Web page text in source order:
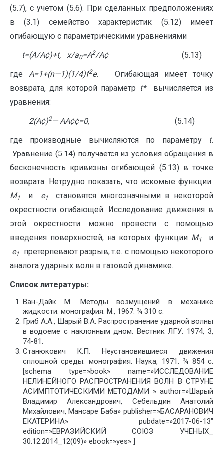
(5.7), с учетом (5.6). При сделанных предположениях
в (3.1) семейство характеристик (5.12) имеет
огибающую с параметрическими уравнениями
t=(A/A¢)+t, x/a0=A2/A¢(5.13)
где A=1+(n—1)(1/4)f2e. Огибающая имеет точку
возврата, для которой параметр t*
вычисляется из
уравнения:
2(A¢)2— AA¢¢=0, (5.14)
где производные вычисляются по параметру
t.
Уравнение (5.14) получается из условия обращения в
бесконечность кривизны огибающей (5.13) в точке
возврата. Нетрудно показать, что искомые функции
M1 и e1становятся многозначными в некоторой
окрестности огибающей. Исследование движения в
этой окрестности можно провести с помощью
введения поверхностей, на которых функции M1
и
e1
претерпевают разрыв, т.е. с помощью некоторого
аналога ударных волн в газовой динамике.
Список литературы:
Ван-Дайк М. Методы возмущений в механике
жидкости: монография. М., 1967. ¾ 310 с.
Гриб А.А., Шарый В.А. Распространение ударной волны
в водоеме с наклонным дном. Вестник ЛГУ. 1974, 3,
74-81.
Станюкович К.П. Неустановившиеся движения
сплошной среды: монография. Наука, 1971. ¾ 854 с.
[schema type=»book» name=»ИССЛЕДОВАНИЕ
НЕЛИНЕЙНОГО РАСПРОСТРАНЕНИЯ ВОЛН В СТРУНЕ
АСИМПТОТИЧЕСКИМИ МЕТОДАМИ » author=»Шарый
Владимир Александрович, Себельдин Анатолий
Михайлович, Мансаре Баба» publisher=»БАСАРАНОВИЧ
ЕКАТЕРИНА» pubdate=»2017-06-13″
edition=»ЕВРАЗИЙСКИЙ СОЮЗ УЧЕНЫХ_
30.12.2014_12(09)» ebook=»yes» ]